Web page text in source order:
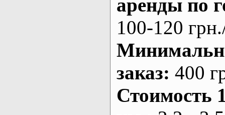
аренды по
100-120
заказ: 400
Стоимость